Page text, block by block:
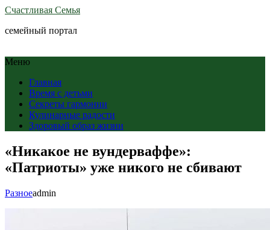
Счастливая Семья
семейный портал
Меню
Главная
Время с детьми
Секреты гармонии
Кулинарные радости
Здоровый образ жизни
«Никакое не вундерваффе»:
«Патриоты» уже никого не сбивают
Разноеadmin